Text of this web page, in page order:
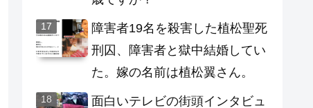
障害者19名を殺害した植松聖死
刑囚、障害者と獄中結婚してい
た。嫁の名前は植松翼さん。
面白いテレビの街頭インタビュ